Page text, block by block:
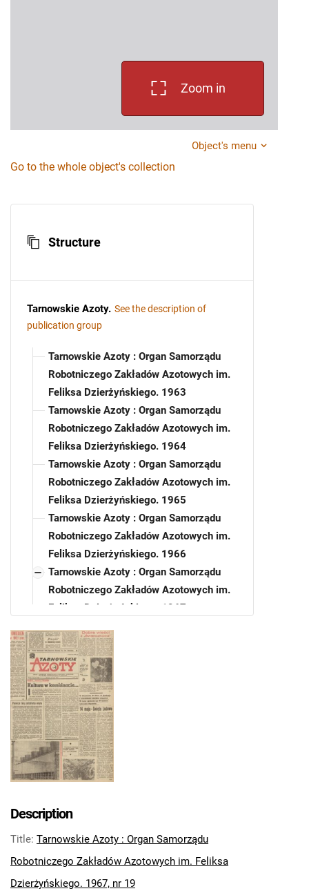
Zoom in
Object's menu
Go to the whole object's collection
Structure
Tarnowskie Azoty. See the description of
publication group
Tarnowskie Azoty : Organ Samorządu
Robotniczego Zakładów Azotowych im.
Feliksa Dzierżyńskiego. 1963
Tarnowskie Azoty : Organ Samorządu
Robotniczego Zakładów Azotowych im.
Feliksa Dzierżyńskiego. 1964
Tarnowskie Azoty : Organ Samorządu
Robotniczego Zakładów Azotowych im.
Feliksa Dzierżyńskiego. 1965
Tarnowskie Azoty : Organ Samorządu
Robotniczego Zakładów Azotowych im.
Feliksa Dzierżyńskiego. 1966
Tarnowskie Azoty : Organ Samorządu
Robotniczego Zakładów Azotowych im.
Feliksa Dzierżyńskiego. 1967
Robotniczego Zakładów Azotowych im.
Feliksa Dzierżyńskiego. 1967, nr 3
Tarnowskie Azoty : Organ Samorządu
Robotniczego Zakładów Azotowych im.
Feliksa Dzierżyńskiego. 1967, nr 4
Tarnowskie Azoty : Organ Samorządu
Robotniczego Zakładów Azotowych im.
Feliksa Dzierżyńskiego. 1967, nr 5
Tarnowskie Azoty : Organ Samorządu
Robotniczego Zakładów Azotowych im.
Feliksa Dzierżyńskiego. 1967, nr 7
Description
Title: Tarnowskie Azoty : Organ Samorządu
Robotniczego Zakładów Azotowych im. Feliksa
Dzierżyńskiego. 1967, nr 19